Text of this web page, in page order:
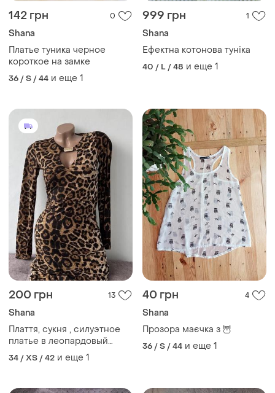
142 грн 0
Shana
Платье туника черное
короткое на замке
36 / S / 44 и еще 1
999 грн 1
Shana
Ефектна котонова туніка
40 / L / 48 и еще 1
200 грн 13
Shana
Плаття, сукня , силуэтное
платье в леопардовый
принт, лео
34 / XS / 42 и еще 1
40 грн 4
Shana
Прозора маєчка з 🦉
36 / S / 44 и еще 1